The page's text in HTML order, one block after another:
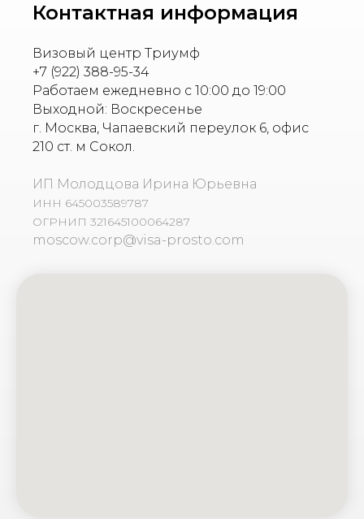
Контактная информация
Визовый центр Триумф
+7 (922) 388-95-34
Работаем ежедневно с 10:00 до 19:00
Выходной: Воскресенье
г. Москва, Чапаевский переулок 6, офис
210 ст. м Сокол.
ИП Молодцова Ирина Юрьевна
ИНН 645003589787
ОГРНИП 321645100064287
moscow.corp@visa-prosto.com